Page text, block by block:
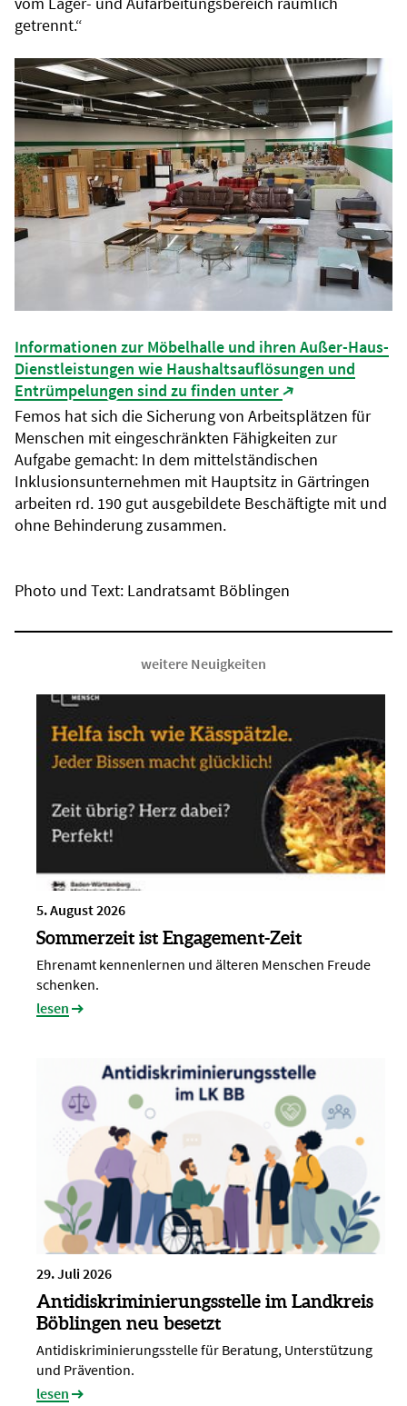
getrennt.“
Informationen zur Möbelhalle und ihren Außer-Haus-
Dienstleistungen wie Haushaltsauflösungen und
Entrümpelungen sind zu finden unter(Link öffnet in
Femos hat sich die Sicherung von Arbeitsplätzen für
Menschen mit eingeschränkten Fähigkeiten zur
Aufgabe gemacht: In dem mittelständischen
Inklusionsunternehmen mit Hauptsitz in Gärtringen
arbeiten rd. 190 gut ausgebildete Beschäftigte mit und
ohne Behinderung zusammen.
Photo und Text: Landratsamt Böblingen
weitere Neuigkeiten
5. August 2026
Sommerzeit ist Engagement-Zeit
Ehrenamt kennenlernen und älteren Menschen Freude
schenken.
lesen
29. Juli 2026
Antidiskriminierungsstelle im Landkreis
Böblingen neu besetzt
Antidiskriminierungsstelle für Beratung, Unterstützung
und Prävention.
lesen